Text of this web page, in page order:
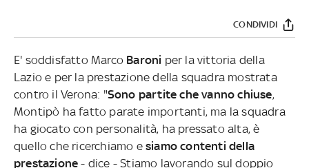
CONDIVIDI
E' soddisfatto Marco Baroni per la vittoria della
Lazio e per la prestazione della squadra mostrata
contro il Verona: "Sono partite che vanno chiuse,
Montipò ha fatto parate importanti, ma la squadra
ha giocato con personalità, ha pressato alta, è
quello che ricerchiamo esiamo contenti della
prestazione - dice - Stiamo lavorando sul doppio